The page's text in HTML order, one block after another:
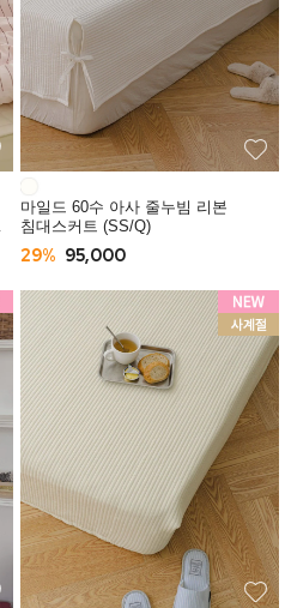
마일드 60수 아사 줄누빔 리본
침대스커트 (SS/Q)
29% 95,000